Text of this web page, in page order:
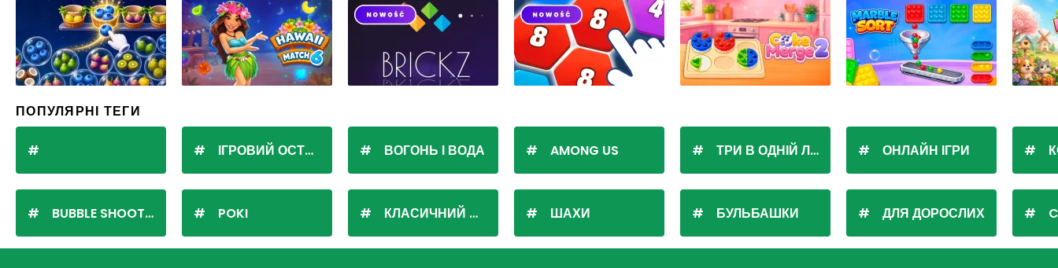
ПОПУЛЯРНІ ТЕГИ
BUBBLE SHOOTER
ІГРОВИЙ ОСТРІВ
POKI
ВОГОНЬ І ВОДА
КЛАСИЧНИЙ ПАСЬЯНС
AMONG US
ШАХИ
ТРИ В ОДНІЙ ЛІНІЇ
БУЛЬБАШКИ
ОНЛАЙН ІГРИ
ДЛЯ ДОРОСЛИХ